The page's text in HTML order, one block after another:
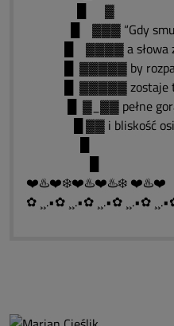
█ ▓
█ ▓▓▓ “Gdy
█ ▓▓▓▓ a słowa
█ ▓▓▓▓▓ by rozpacz
█ ▓▓▓▓▓ zostaje
█ ▓_▓▓ pełne
█ ▓▓ i bliskość
❤️♨️❤️❄️❤️♨️❤️♨️❄️ ❤️♨️❤️
✿ ¸¸.•✿ ¸¸.•✿ ¸¸.•✿ ¸¸.•✿